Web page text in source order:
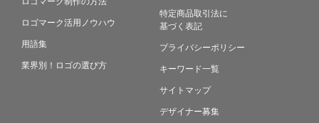
ロゴマーク活用ノウハウ
用語集
業界別！ロゴの選び方
特定商品取引法に
基づく表記
プライバシーポリシー
キーワード一覧
サイトマップ
デザイナー募集